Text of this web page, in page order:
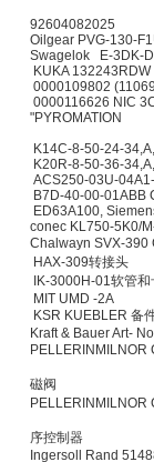
92604082025
Oilgear PVG-130-
Swagelok E-
KUKA
0000109802
0000116626 NIC
"PYROMATION
K14C-8-50-24-
K20R-8-50-36-
ACS250-03U-
B7D-40-00-
ED63A100,
conec KL750-
Chalwayn SVX-
HAX-309转接头
IK-3000H-01软
MIT UMD -2A
KSR KUEBLER
Kraft & Bauer Art-
磁阀
序控制器
Ingersoll Rand